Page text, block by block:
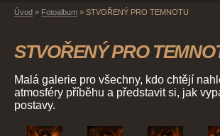
Úvod » Fotoalbum » STVOŘENÝ PRO TEMNOTU
STVOŘENÝ PRO
Malá galerie pro všechny, kdo chtějí
atmosféry příběhu a představit si, jak
postavy.